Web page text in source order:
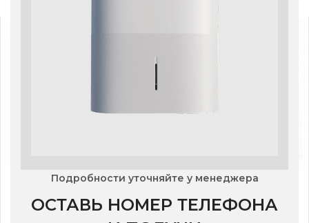
Подробности уточняйте у менеджера
ОСТАВЬ НОМЕР ТЕЛЕФОНА
Бризер Ballu ONEAIR
Бризер Ballu ONEAIR
нагревателем и